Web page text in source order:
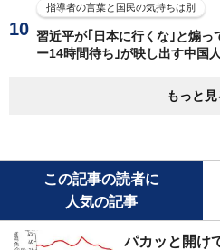
指導者の言葉と国民の気持ちは別
習近平が｢日本に行くな｣と煽
ー14時間待ち｣が映し出す中国
もっと見
この記事の読者に
人気の記事
パカッと開け